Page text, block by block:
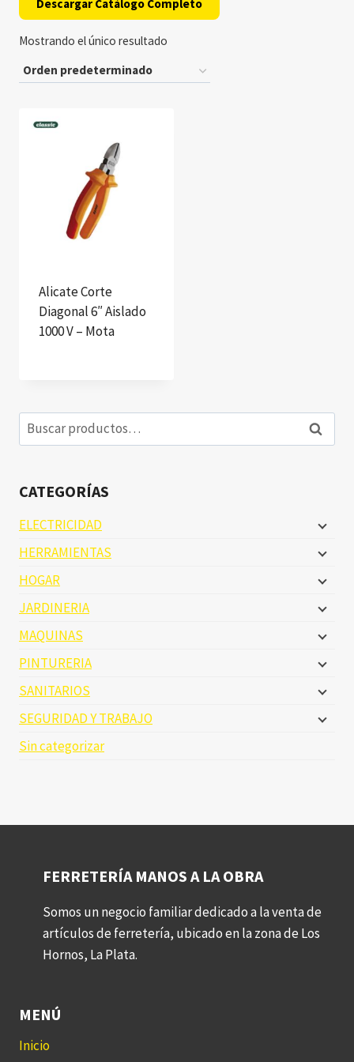
Descargar Catálogo Completo
Mostrando el único resultado
Alicate Corte
Diagonal 6″ Aislado
1000 V – Mota
Buscar
por:
Buscar
CATEGORÍAS
ELECTRICIDAD
HERRAMIENTAS
HOGAR
JARDINERIA
MAQUINAS
PINTURERIA
SANITARIOS
SEGURIDAD Y TRABAJO
Sin categorizar
FERRETERÍA MANOS A LA OBRA
Somos un negocio familiar dedicado a la venta de
artículos de ferretería, ubicado en la zona de Los
Hornos, La Plata.
MENÚ
Inicio